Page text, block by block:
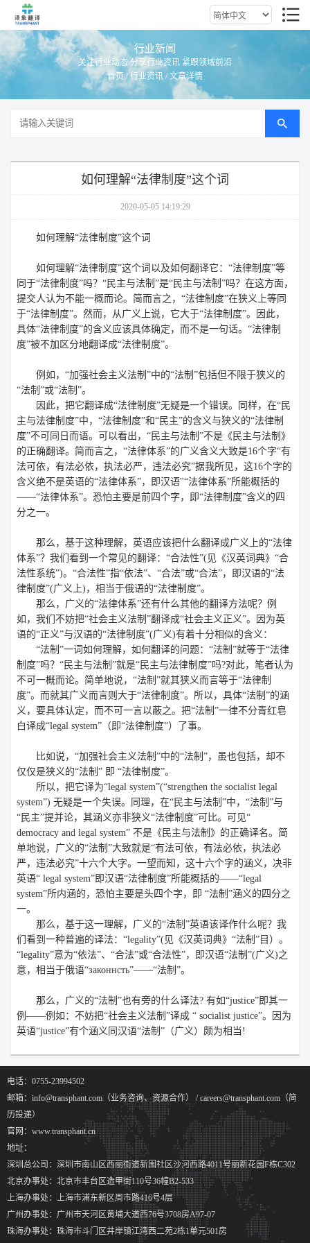
行业新闻
关注行业动态 分享行业资讯 紧跟领域前沿
首页/行业资讯 / 文章详情
如何理解“法律制度”这个词
2020-05-05 14:19:29
如何理解“法律制度”这个词
如何理解“法律制度”这个词以及如何翻译它：“法律制度”等
同于“法律制度”吗？“民主与法制”是“民主与法制”吗？在这方面，
提交人认为不能一概而论。简而言之，“法律制度”在狭义上等同
于“法律制度”。然而，从广义上说，它大于“法律制度”。因此，
具体“法律制度”的含义应该具体确定，而不是一句话。“法律制
度”被不加区分地翻译成“法律制度”。
例如，“加强社会主义法制”中的“法制”包括但不限于狭义的
“法制”或“法制”。
因此，把它翻译成“法律制度”无疑是一个错误。同样，在“民
主与法律制度”中，“法律制度”和“民主”的含义与狭义的“法律制
度”不可同日而语。可以看出，“民主与法制”不是《民主与法制》
的正确翻译。简而言之，“法律体系”的广义含义大致是16个字“有
法可依，有法必依，执法必严，违法必究”据我所见，这16个字的
含义绝不是英语的“法律体系”，即汉语"“法律体系”所能概括的
——“法律体系”。恐怕主要是前四个字，即“法律制度”含义的四
分之一。
那么，基于这种理解，英语应该把什么翻译成广义上的“法律
体系”？我们看到一个常见的翻译：“合法性”(见《汉英词典》“合
法性系统”)。“合法性”指“依法”、“合法”或“合法”，即汉语的“法
律制度”(广义上)，相当于俄语的“法律制度”。
那么，广义的“法律体系”还有什么其他的翻译方法呢？例
如，我们不妨把“社会主义法制”翻译成“社会主义正义”。因为英
语的“正义”与汉语的“法律制度”(广义)有着十分相似的含义：
“法制”一词如何理解，如何翻译的问题：“法制”就等于“法律
制度”吗？“民主与法制”就是“民主与法律制度”吗?对此，笔者认为
不可一概而论。简单地说，“法制”就其狭义而言等于“法律制
度”。而就其广义而言则大于“法律制度”。所以，具体“法制”的涵
义，要具体认定，而不可一言以蔽之。把“法制”一律不分青红皂
白译成“legal system”（即“法律制度”）了事。
比如说，“加强社会主义法制”中的“法制”，虽也包括，却不
仅仅是狭义的“法制” 即 “法律制度”。
所以，把它译为“legal system”(“strengthen the socialist legal
system”) 无疑是一个失误。同理，在“民主与法制”中，“法制”与
“民主”提并论，其涵义亦非狭义“法律制度”可比。可见“
democracy and legal system” 不是《民主与法制》的正确译名。简
单地说，广义的“法制”大致就是“有法可依，有法必依，执法必
严，违法必究”十六个大字。一望而知，这十六个字的涵义，决非
英语“ legal system”即汉语“法律制度”所能概括的——“legal
system”所内涵的，恐怕主要是头四个字，即 “法制”涵义的四分之
一。
那么，基于这一理解，广义的“法制”英语该译作什么呢？我
们看到一种普遍的译法：“legality”(见《汉英词典》“法制”目）。
“legality”意为“依法”、“合法”或“合法性”，即汉语“法制”(广义)之
意，相当于俄语“законнсть”——“法制”。
那么，广义的“法制”也有旁的什么译法? 有如“justice”即其一
例——例如：不妨把“社会主义法制”译成 “ socialist justice”。因为
英语“justice”有个涵义同汉语“法制”（广义）颇为相当!
电话：0755-23994502
邮箱：info@transphant.com（业务咨询、资源合作） / careers@transphant.com（简
历投递）
官网：www.transphant.cn
地址：
深圳总公司：深圳市南山区西丽街道新围社区沙河西路4011号丽新花园F栋C302
北京办事处：北京市丰台区造甲街110号36幢B2-533
上海办事处：上海市浦东新区周市路416号4层
广州办事处：广州市天河区黄埔大道西76号3708房A97-07
珠海办事处：珠海市斗门区井岸镇江湾西二苑2栋1单元501房